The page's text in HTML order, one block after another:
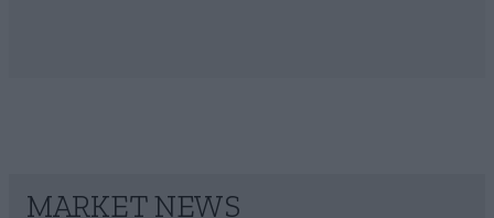
MARKET NEWS